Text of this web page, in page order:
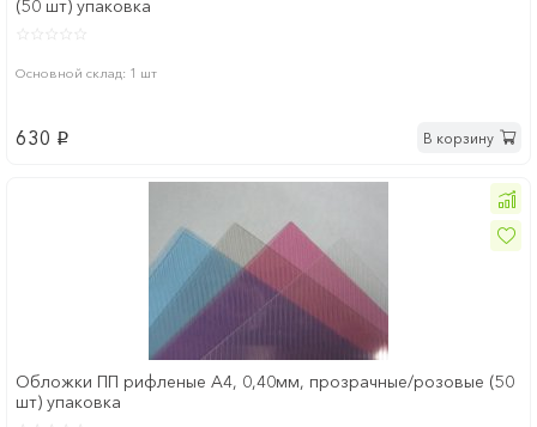
(50 шт) упаковка
Основной склад: 1 шт
630 p В корзину
Обложки ПП рифленые А4, 0,40мм, прозрачные/розовые (50
шт) упаковка